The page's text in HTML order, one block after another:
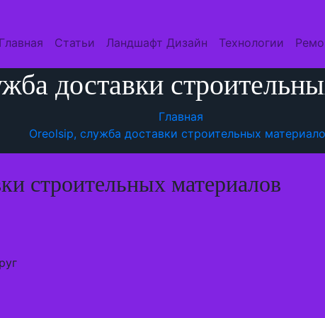
Главная Статьи Ландшафт Дизайн Технологии
доставки
Главная
Oreolsip, служба доставки строительных
строительных материалов